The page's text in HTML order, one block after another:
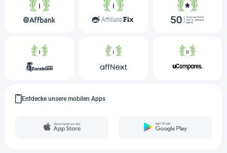
Entdecke unsere mobilen Apps